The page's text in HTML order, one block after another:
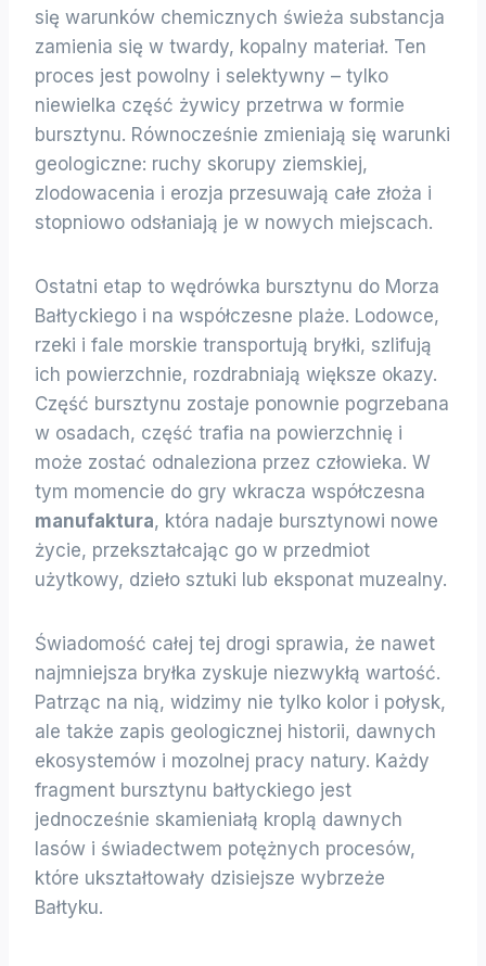
się warunków chemicznych świeża substancja
zamienia się w twardy, kopalny materiał. Ten
proces jest powolny i selektywny – tylko
niewielka część żywicy przetrwa w formie
bursztynu. Równocześnie zmieniają się warunki
geologiczne: ruchy skorupy ziemskiej,
zlodowacenia i erozja przesuwają całe złoża i
stopniowo odsłaniają je w nowych miejscach.
Ostatni etap to wędrówka bursztynu do Morza
Bałtyckiego i na współczesne plaże. Lodowce,
rzeki i fale morskie transportują bryłki, szlifują
ich powierzchnie, rozdrabniają większe okazy.
Część bursztynu zostaje ponownie pogrzebana
w osadach, część trafia na powierzchnię i
może zostać odnaleziona przez człowieka. W
tym momencie do gry wkracza współczesna
manufaktura, która nadaje bursztynowi nowe
życie, przekształcając go w przedmiot
użytkowy, dzieło sztuki lub eksponat muzealny.
Świadomość całej tej drogi sprawia, że nawet
najmniejsza bryłka zyskuje niezwykłą wartość.
Patrząc na nią, widzimy nie tylko kolor i połysk,
ale także zapis geologicznej historii, dawnych
ekosystemów i mozolnej pracy natury. Każdy
fragment bursztynu bałtyckiego jest
jednocześnie skamieniałą kroplą dawnych
lasów i świadectwem potężnych procesów,
które ukształtowały dzisiejsze wybrzeże
Bałtyku.